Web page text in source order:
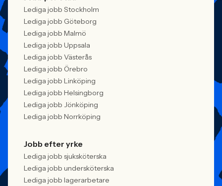
Lediga jobb Stockholm
Lediga jobb Göteborg
Lediga jobb Malmö
Lediga jobb Uppsala
Lediga jobb Västerås
Lediga jobb Örebro
Lediga jobb Linköping
Lediga jobb Helsingborg
Lediga jobb Jönköping
Lediga jobb Norrköping
Jobb efter yrke
Lediga jobb sjuksköterska
Lediga jobb undersköterska
Lediga jobb lagerarbetare